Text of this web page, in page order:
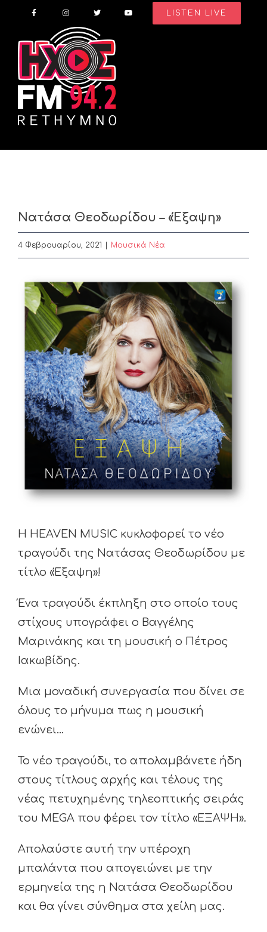
content
LISTEN LIVE
Νατάσα Θεοδωρίδου – «Έξαψη»
4 Φεβρουαρίου, 2021 Μουσικά Νέα
View
Larger
Image
H HEAVEN MUSIC κυκλοφορεί το νέο
τραγούδι της Νατάσας Θεοδωρίδου με
τίτλο «Έξαψη»!
Ένα τραγούδι έκπληξη στο οποίο τους
στίχους υπογράφει ο Βαγγέλης
Μαρινάκης και τη μουσική ο Πέτρος
Ιακωβίδης.
Μια μοναδική συνεργασία που δίνει σε
όλους το μήνυμα πως η μουσική
ενώνει…
Το νέο τραγούδι, το απολαμβάνετε ήδη
στους τίτλους αρχής και τέλους της
νέας πετυχημένης τηλεοπτικής σειράς
του MEGA που φέρει τον τίτλο «ΕΞΑΨΗ».
Απολαύστε αυτή την υπέροχη
μπαλάντα που απογειώνει με την
ερμηνεία της η Νατάσα Θεοδωρίδου
και θα γίνει σύνθημα στα χείλη μας.